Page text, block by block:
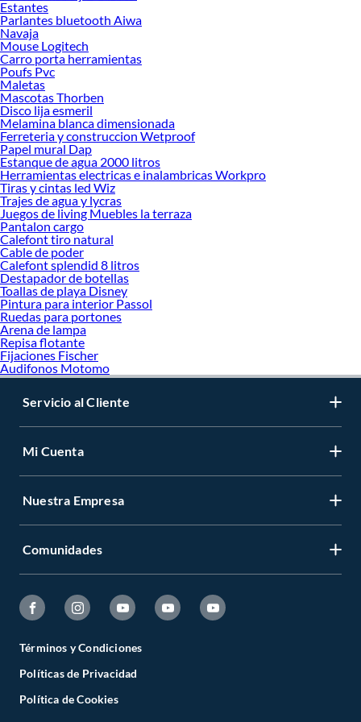
Encuentra una amplia variedad de productos de Organizadores de clóset en
Sodimac. Encuentra todo lo necesario para tus proyectos de renovación y
decoración. ¡Visítanos y haz tus ideas realidad!
Estantes
Parlantes bluetooth Aiwa
Navaja
Mouse Logitech
Carro porta herramientas
Poufs Pvc
Maletas
Mascotas Thorben
Disco lija esmeril
Melamina blanca dimensionada
Ferreteria y construccion Wetproof
Papel mural Dap
Estanque de agua 2000 litros
Herramientas electricas e inalambricas Workpro
Tiras y cintas led Wiz
Trajes de agua y lycras
Juegos de living Muebles la terraza
Pantalon cargo
Calefont tiro natural
Cable de poder
Calefont splendid 8 litros
Destapador de botellas
Toallas de playa Disney
Pintura para interior Passol
Ruedas para portones
Arena de lampa
Repisa flotante
Fijaciones Fischer
Audifonos Motomo
Servicio al Cliente
Mi Cuenta
Nuestra Empresa
Comunidades
Términos y Condiciones
Políticas de Privacidad
Política de Cookies